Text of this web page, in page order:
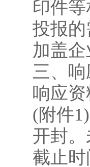
印件
投报
加盖
三、
响应
(附件1)
开封
截止